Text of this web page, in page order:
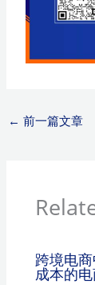
← 前一篇文章
跨境电
成本的